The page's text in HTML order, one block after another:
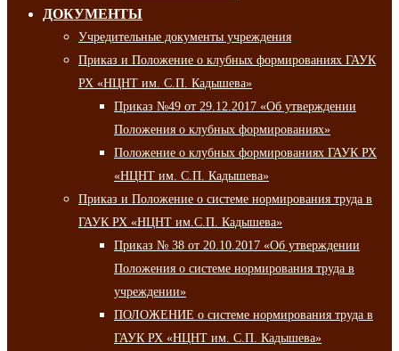
ДОКУМЕНТЫ
Учредительные документы учреждения
Приказ и Положение о клубных формированиях ГАУК
РХ «НЦНТ им. С.П. Кадышева»
Приказ №49 от 29.12.2017 «Об утверждении
Положения о клубных формированиях»
Положение о клубных формированиях ГАУК РХ
«НЦНТ им. С.П. Кадышева»
Приказ и Положение о системе нормирования труда в
ГАУК РХ «НЦНТ им.С.П. Кадышева»
Приказ № 38 от 20.10.2017 «Об утверждении
Положения о системе нормирования труда в
учреждении»
ПОЛОЖЕНИЕ о системе нормирования труда в
ГАУК РХ «НЦНТ им. С.П. Кадышева»